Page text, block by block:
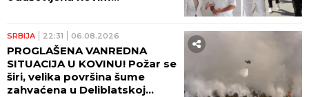
SRBIJA 22:31 06.08.2026
PROGLAŠENA VANREDNA
SITUACIJA U KOVINU! Požar se
širi, velika površina šume
zahvaćena u Deliblatskoj